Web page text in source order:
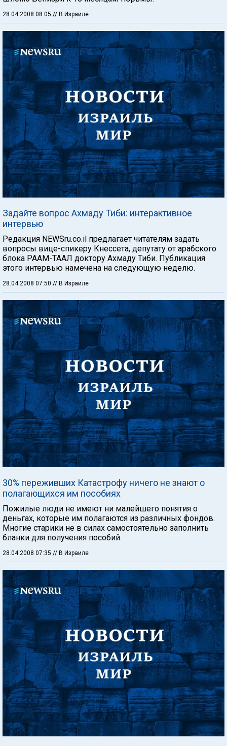
28.04.2008 08:05 // В Израиле
Задайте вопрос Ахмаду Тиби: интерактивное
интервью
Редакция NEWSru.co.il предлагает читателям задать
вопросы вице-спикеру Кнессета, депутату от арабского
блока РААМ-ТААЛ доктору Ахмаду Тиби. Публикация
этого интервью намечена на следующую неделю.
28.04.2008 07:50 // В Израиле
30% переживших Катастрофу ничего не знают о
полагающихся им пособиях
Пожилые люди не имеют ни малейшего понятия о
деньгах, которые им полагаются из различных фондов.
Многие старики не в силах самостоятельно заполнить
бланки для получения пособий.
28.04.2008 07:35 // В Израиле